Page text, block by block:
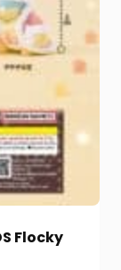
Flocky